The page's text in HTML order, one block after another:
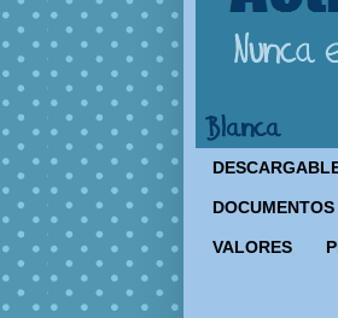
DOCUMENTOS
VALORES